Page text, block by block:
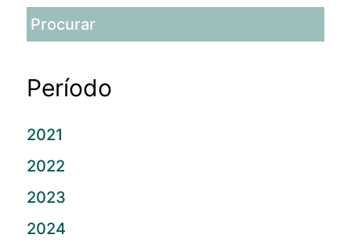
Período
2021
2022
2023
2024